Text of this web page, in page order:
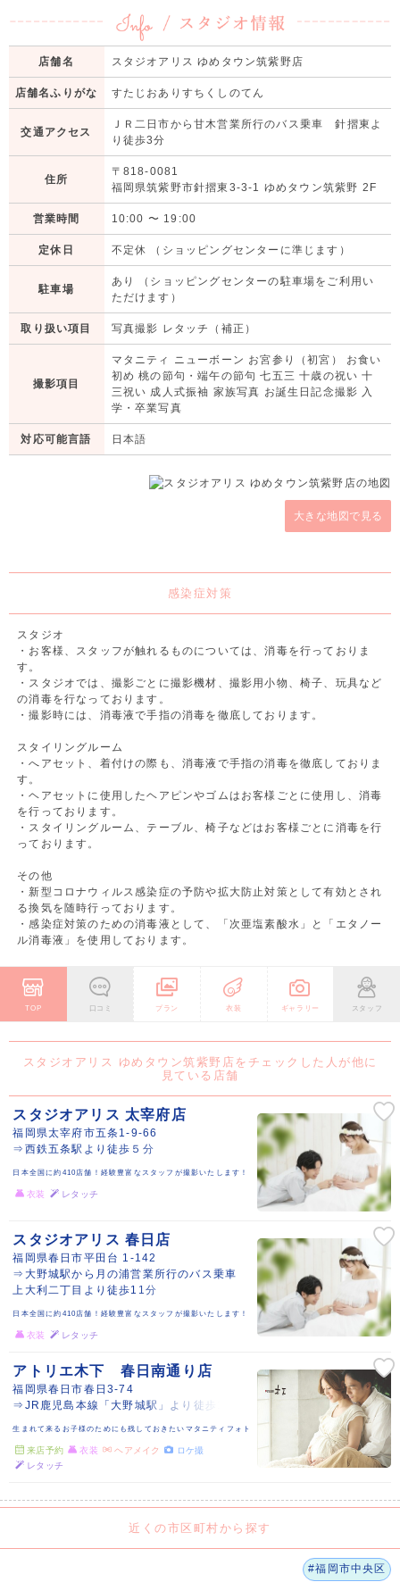
店舗名 スタジオアリス ゆめタウン筑紫野店
店舗名ふりがな すたじおありすちくしのてん
交通アクセス
ＪＲ二日市から甘木営業所行のバス乗車 針摺東よ
り徒歩3分
住所
〒818-0081
福岡県筑紫野市針摺東3-3-1 ゆめタウン筑紫野 2F
営業時間 10:00 〜 19:00
定休日 不定休 （ショッピングセンターに準じます）
駐車場
あり （ショッピングセンターの駐車場をご利用い
ただけます）
取り扱い項目 写真撮影 レタッチ（補正）
撮影項目
マタニティ ニューボーン お宮参り（初宮） お食い
初め 桃の節句・端午の節句 七五三 十歳の祝い 十
三祝い 成人式振袖 家族写真 お誕生日記念撮影 入
学・卒業写真
対応可能言語 日本語
大きな地図で見る
感染症対策
スタジオ
・お客様、スタッフが触れるものについては、消毒を行っておりま
す。
・スタジオでは、撮影ごとに撮影機材、撮影用小物、椅子、玩具など
の消毒を行なっております。
・撮影時には、消毒液で手指の消毒を徹底しております。
スタイリングルーム
・へアセット、着付けの際も、消毒液で手指の消毒を徹底しておりま
す。
・ヘアセットに使用したヘアピンやゴムはお客様ごとに使用し、消毒
を行っております。
・スタイリングルーム、テーブル、椅子などはお客様ごとに消毒を行
っております。
その他
・新型コロナウィルス感染症の予防や拡大防止対策として有効とされ
る換気を随時行っております。
・感染症対策のための消毒液として、「次亜塩素酸水」と「エタノー
ル消毒液」を使用しております。
TOP 口コミ プラン 衣装 ギャラリー スタッフ
スタジオアリス ゆめタウン筑紫野店をチェックした人が他に
見ている店舗
スタジオアリス 太宰府店
福岡県太宰府市五条1-9-66
⇒西鉄五条駅より徒歩５分
日本全国に約410店舗！経験豊富なスタッフが撮影いたします！
衣装 レタッチ
スタジオアリス 春日店
福岡県春日市平田台 1-142
⇒大野城駅から月の浦営業所行のバス乗車
上大利二丁目より徒歩11分
日本全国に約410店舗！経験豊富なスタッフが撮影いたします！
衣装 レタッチ
アトリエ木下 春日南通り店
福岡県春日市春日3-74
⇒JR鹿児島本線「大野城駅」より徒歩15分
生まれて来るお子様のためにも残しておきたいマタニティフォト
来店予約 衣装 ヘアメイク
ロケ撮
レタッチ
近くの市区町村から探す
#福岡市中央区